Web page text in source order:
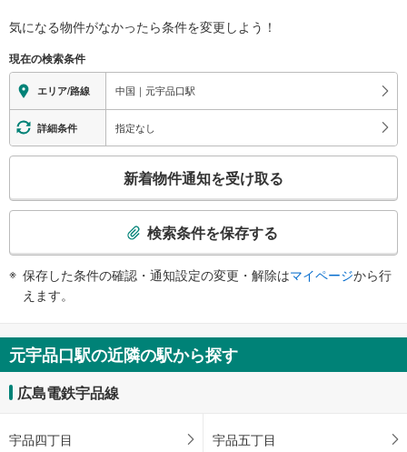
※段差なしでの移動経路
地上⇔ホーム：×
気になる物件がなかったら条件を変更しよう！
現在の検索条件
エリア/路線 中国｜元宇品口駅
詳細条件 指定なし
検
を
受
け
取
・
新着物件通知を受け取る
検索条件を保存する
保存した条件の確認・通知設定の変更・解除はマイページから行
えます。
元宇品口駅の近隣の駅から探す
広島電鉄宇品線
宇品四丁目 宇品五丁目